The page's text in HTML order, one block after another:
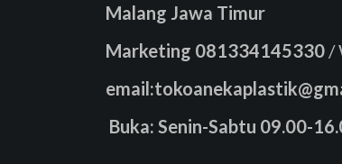
Malang Jawa Timur
Marketing 081334145330 /
Buka: Senin-Sabtu 09.00-